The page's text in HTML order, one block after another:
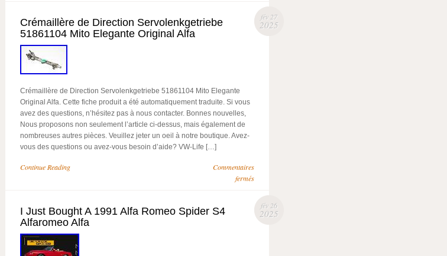
fév 27
2025
Crémaillère de Direction Servolenkgetriebe
51861104 Mito Elegante Original Alfa
Crémaillère de Direction Servolenkgetriebe 51861104 Mito Elegante
Original Alfa. Cette fiche produit a été automatiquement traduite. Si vous
avez des questions, n’hésitez pas à nous contacter. Bonnes nouvelles,
Nous proposons non seulement l’article ci-dessus, mais également de
nombreuses autres pièces. Veuillez jeter un oeil à notre boutique. Avez-
vous des questions ou avez-vous besoin d’aide? VW-Life […]
Continue Reading
Commentaires
fermés
fév 26
2025
I Just Bought A 1991 Alfa Romeo Spider S4
Alfaromeo Alfa